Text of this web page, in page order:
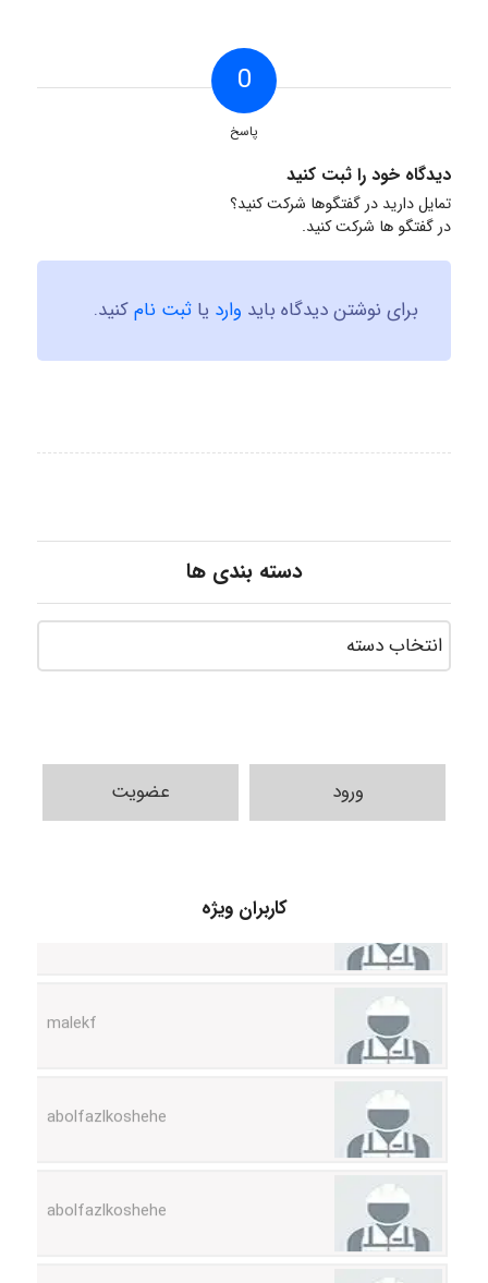
0
پاسخ
دیدگاه خود را ثبت کنید
تمایل دارید در گفتگوها شرکت کنید؟
در گفتگو ها شرکت کنید.
برای نوشتن دیدگاه باید وارد یا ثبت نامکنید.
دسته بندی ها
ورود عضویت
کاربران ویژه